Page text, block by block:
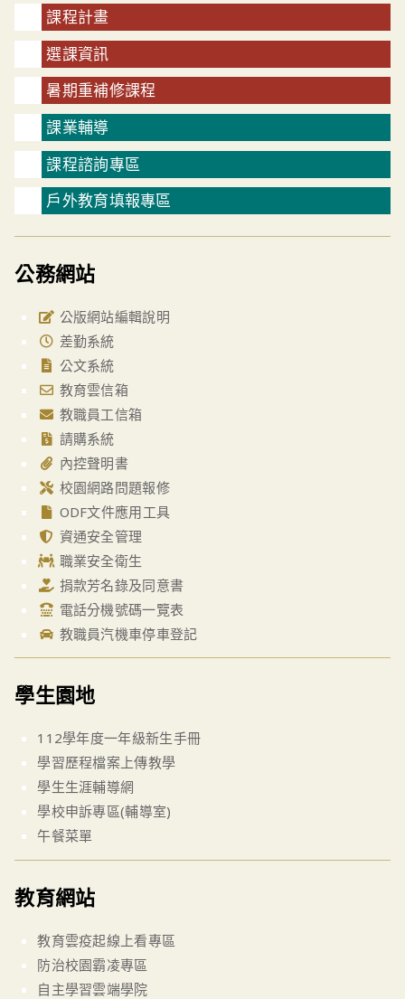
課程計畫
選課資訊
暑期重補修課程
課業輔導
課程諮詢專區
戶外教育填報專區
公務網站
公版網站編輯說明
差勤系統
公文系統
教育雲信箱
教職員工信箱
請購系統
內控聲明書
校園網路問題報修
ODF文件應用工具
資通安全管理
職業安全衛生
捐款芳名錄及同意書
電話分機號碼一覽表
教職員汽機車停車登記
學生園地
112學年度一年級新生手冊
學習歷程檔案上傳教學
學生生涯輔導網
學校申訴專區(輔導室)
午餐菜單
教育網站
教育雲疫起線上看專區
防治校園霸凌專區
自主學習雲端學院